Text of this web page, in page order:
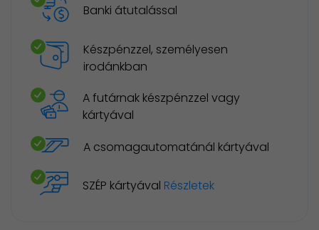
Banki átutalással
Készpénzzel, személyesen
irodánkban
A futárnak készpénzzel vagy
kártyával
A csomagautomatánál kártyával
SZÉP kártyával Részletek